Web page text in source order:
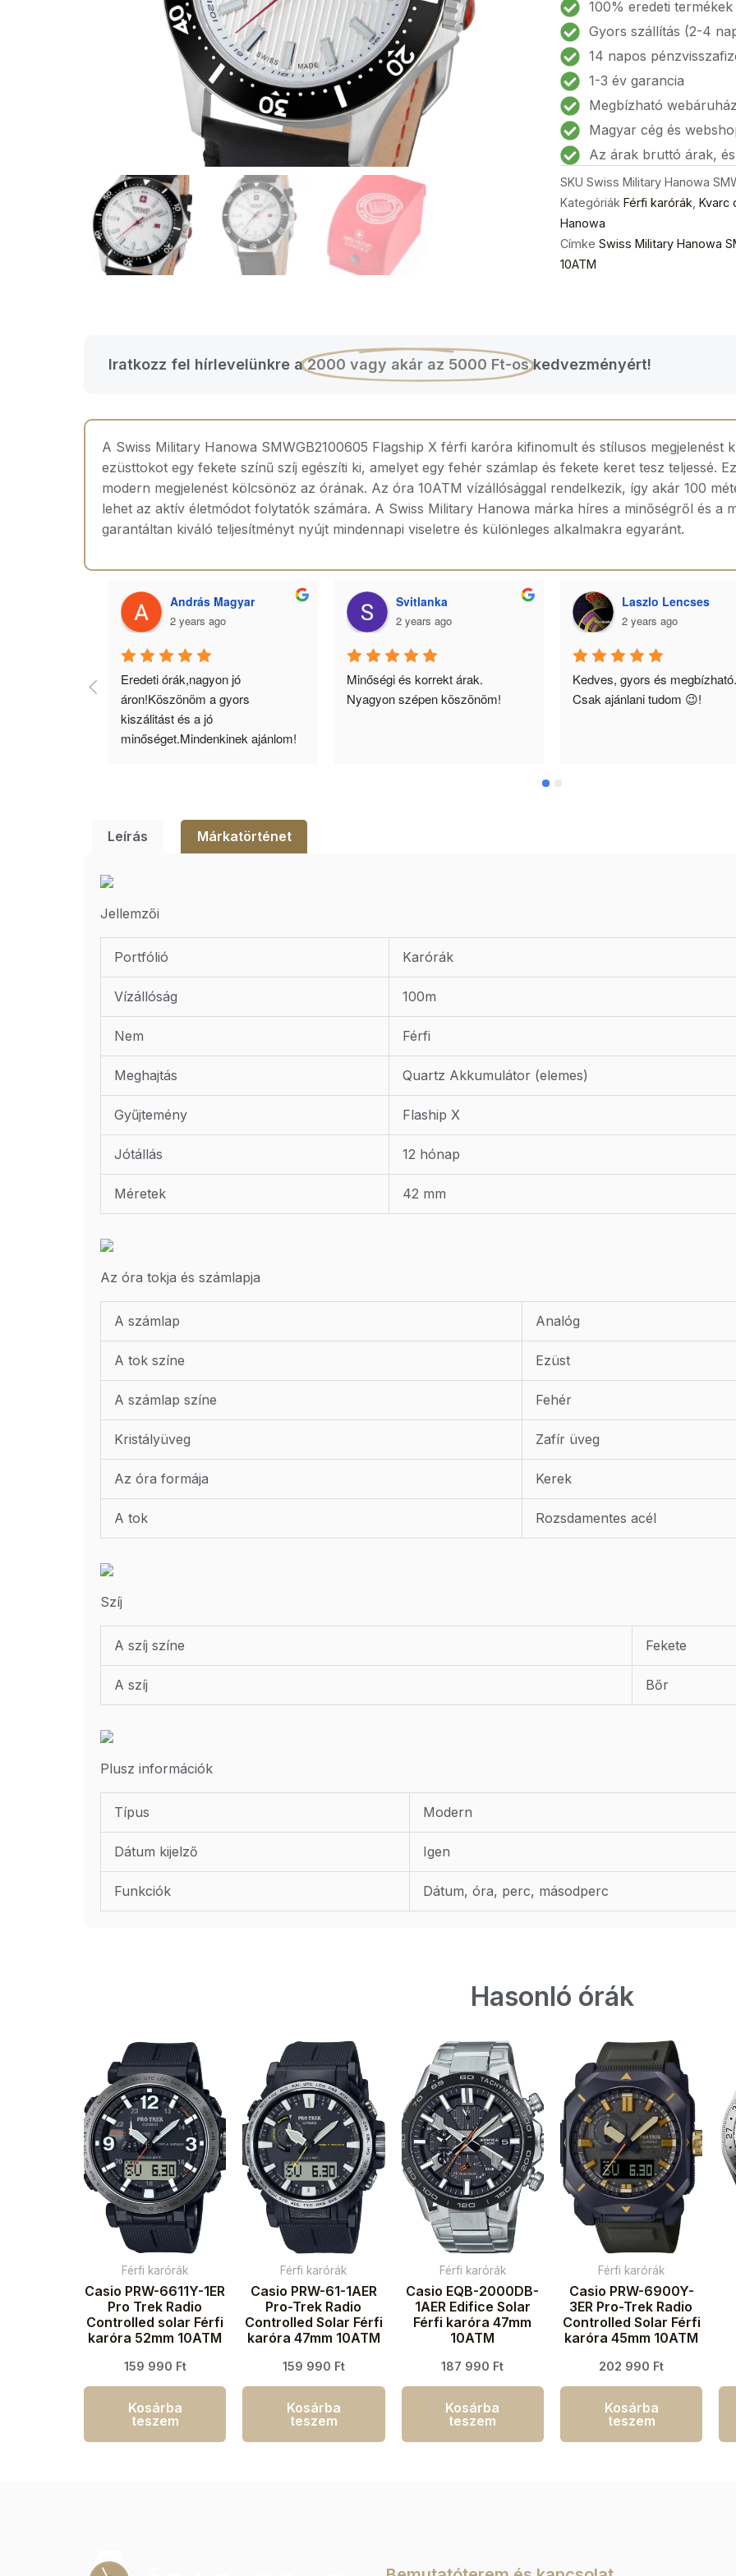
Hanowa
SMWGB2100605
Flagship
X
Férfi
karóra
42mm
10ATM
mennyiség
100% eredeti termékek
Gyors szállítás (2-4
14 napos
1-3 év garancia
Megbízható webáruház
Magyar cég és
Az árak bruttó árak,
SKU Swiss Military Hanowa
Kategóriák Férfi karórák Kvarc
Hanowa
Címke Swiss Military Hanowa
10ATM
Iratkozz fel hírlevelünkre a2000 vagy akár az 5000 Ft-os kedvezményért!
A Swiss Military Hanowa SMWGB2100605 Flagship X férfi karóra kifinomult és stílusos megjelenést
ezüsttokot egy fekete színű szíj egészíti ki, amelyet egy fehér számlap és fekete keret tesz teljessé.
modern megjelenést kölcsönöz az órának. Az óra 10ATM vízállósággal rendelkezik, így akár 100
lehet az aktív életmódot folytatók számára. A Swiss Military Hanowa márka híres a minőségről és a
garantáltan kiváló teljesítményt nyújt mindennapi viseletre és különleges alkalmakra egyaránt.
András Magyar
2 years ago
Eredeti órák,nagyon jó
áron!Köszönöm a gyors
kiszálitást és a jó
minőséget.Mindenkinek ajánlom!
Svitlanka
2 years ago
Minőségi és korrekt árak.
Nyagyon szépen köszönöm!
Laszlo Lencses
2 years ago
Kedves, gyors és megbízható.
Csak ajánlani tudom 😉!
Leírás Márkatörténet
Jellemzői
Portfólió Karórák
Vízállóság 100m
Nem Férfi
Meghajtás Quartz Akkumulátor (elemes)
Gyűjtemény Flaship X
Jótállás 12 hónap
Méretek 42 mm
Az óra tokja és számlapja
A számlap Analóg
A tok színe Ezüst
A számlap színe Fehér
Kristályüveg Zafír üveg
Az óra formája Kerek
A tok Rozsdamentes acél
Szíj
A szíj színe Fekete
A szíj Bőr
Plusz információk
Típus Modern
Dátum kijelző Igen
Funkciók Dátum, óra, perc, másodperc
Hasonló órák
Férfi karórák
Casio PRW-6611Y-1ER
Pro Trek Radio
Controlled solar Férfi
karóra 52mm 10ATM
159 990 Ft
Kosárba
teszem
Férfi karórák
Casio PRW-61-1AER
Pro-Trek Radio
Controlled Solar Férfi
karóra 47mm 10ATM
159 990 Ft
Kosárba
teszem
Férfi karórák
Casio EQB-2000DB-
1AER Edifice Solar
Férfi karóra 47mm
10ATM
187 990 Ft
Kosárba
teszem
Férfi karórák
Casio PRW-6900Y-
3ER Pro-Trek Radio
Controlled Solar Férfi
karóra 45mm 10ATM
202 990 Ft
Kosárba
teszem